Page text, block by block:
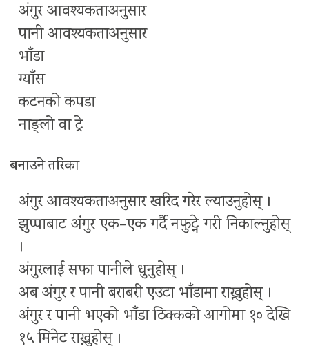
अंगुर आवश्यकताअनुसार
पानी आवश्यकताअनुसार
भाँडा
ग्याँस
कटनको कपडा
नाङ्लो वा ट्रे
बनाउने तरिका
अंगुर आवश्यकताअनुसार खरिद गरेर ल्याउनुहोस् ।
झुप्पाबाट अंगुर एक–एक गर्दै नफुट्ने गरी निकाल्नुहोस्
।
अंगुरलाई सफा पानीले धुनुहोस् ।
अब अंगुर र पानी बराबरी एउटा भाँडामा राख्नुहोस् ।
अंगुर र पानी भएको भाँडा ठिक्कको आगोमा १० देखि
१५ मिनेट राख्नुहोस् ।